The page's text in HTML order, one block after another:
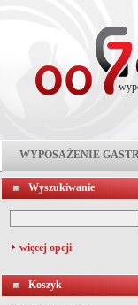
WYPOSAŻENIE
Wyszukiwanie
więcej opcji
Koszyk